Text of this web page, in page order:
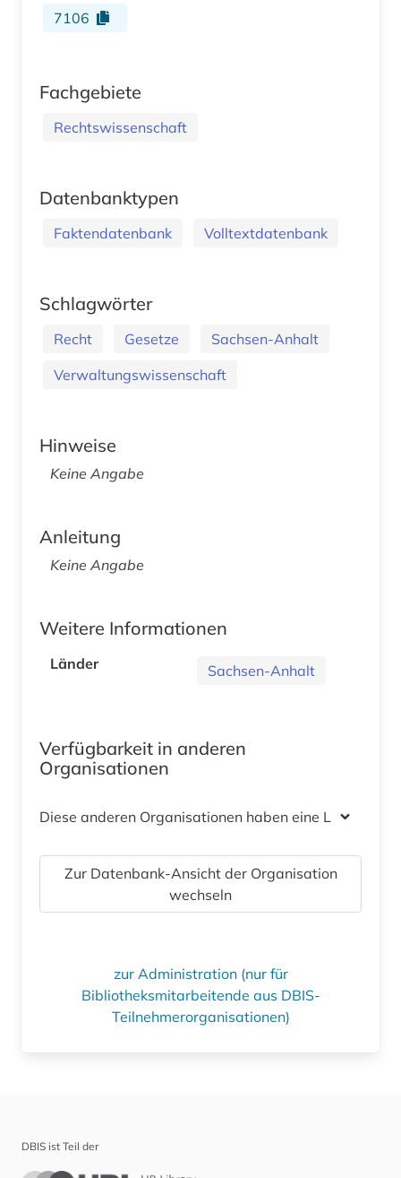
7106
Fachgebiete
Rechtswissenschaft
Datenbanktypen
Faktendatenbank Volltextdatenbank
Schlagwörter
Recht Gesetze
Sachsen-Anhalt
Verwaltungswissenschaft
Hinweise
Keine Angabe
Anleitung
Keine Angabe
Weitere Informationen
Länder Sachsen-Anhalt
Verfügbarkeit in anderen
Organisationen
Diese anderen Organisationen haben eine Lizenz
Zur Datenbank-Ansicht der Organisation
wechseln
zur Administration (nur für
Bibliotheksmitarbeitende aus DBIS-
Teilnehmerorganisationen)
DBIS ist Teil der